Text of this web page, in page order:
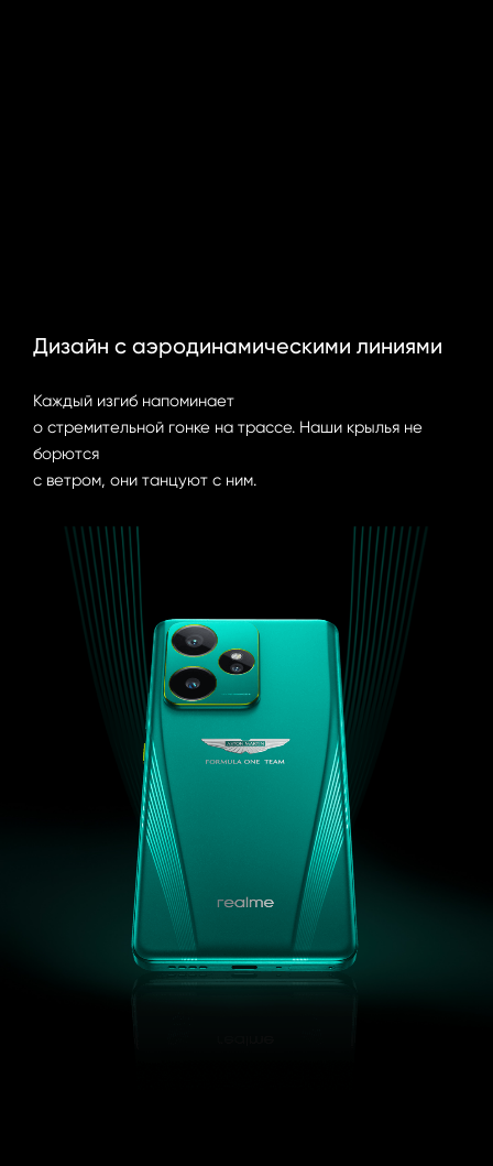
Каждый изгиб напоминает
о стремительной гонке на трассе. Наши крылья не
борются
с ветром, они танцуют с ним.
Дизайн с аэродинамическими линиями